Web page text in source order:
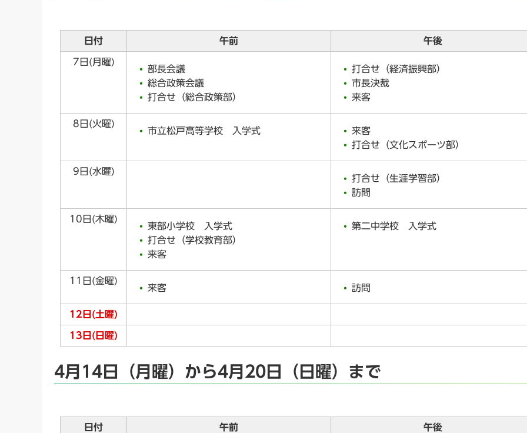
日付 午前 午後
7日(月曜)
部長会議
総合政策会議
打合せ（総合政策部）
打合せ（経済振興部）
市長決裁
来客
8日(火曜)
市立松戸高等学校 入学式
来客
打合せ（文化スポーツ部）
9日(水曜)
打合せ（生涯学習部）
訪問
10日(木曜)
東部小学校 入学式
打合せ（学校教育部）
来客
第二中学校 入学式
11日(金曜)
来客 訪問
12日(土曜)
13日(日曜)
4月14日（月曜）から4月20日（日曜）まで
日付 午前 午後